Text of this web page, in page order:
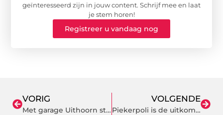
geïnteresseerd zijn in jouw content. Schrijf mee en laat
je stem horen!
Registreer u vandaag nog
VORIG
Met garage Uithoorn staat de koffie voor u klaar
VOLGENDE
Piekerpoli is de uitkomst voor jouw problemen